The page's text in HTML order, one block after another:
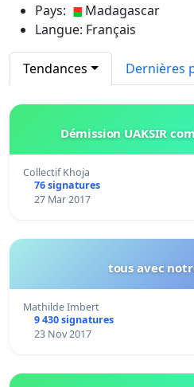
Pays:
Madagascar
Langue: Français
Tendances Dernières
Démission UAKSIR
Collectif Khoja
76 signatures
27 Mar 2017
tous avec
Mathilde Imbert
9 430 signatures
23 Nov 2017